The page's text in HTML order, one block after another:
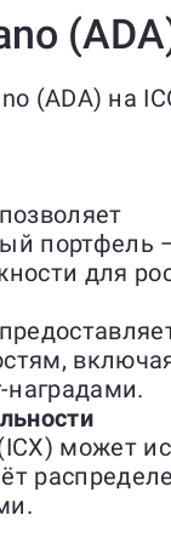
(ADA) на
портфель
для
наградами.
может